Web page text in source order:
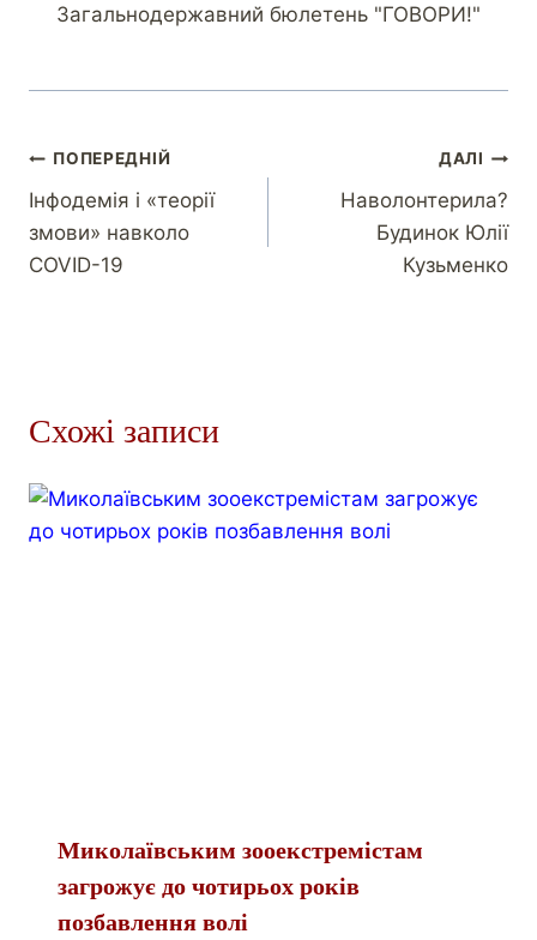
Загальнодержавний бюлетень "ГОВОРИ!"
ПОПЕРЕДНІЙ
Інфодемія і «теорії
змови» навколо
COVID-19
ДАЛІ
Наволонтерила?
Будинок Юлії
Кузьменко
Схожі записи
Миколаївським зооекстремістам
загрожує до чотирьох років
позбавлення волі